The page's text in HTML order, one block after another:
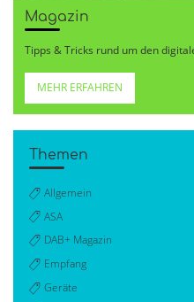
Magazin
Tipps & Tricks rund um den
MEHR ERFAHREN
Themen
Allgemein
ASA
DAB+ Magazin
Empfang
Geräte